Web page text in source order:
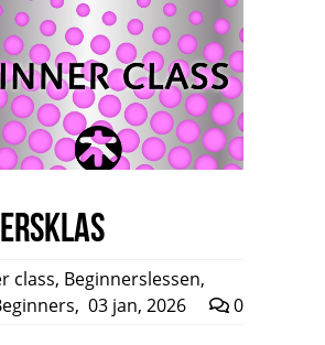
class, Beginnerslessen,
, 03 jan, 2026 0